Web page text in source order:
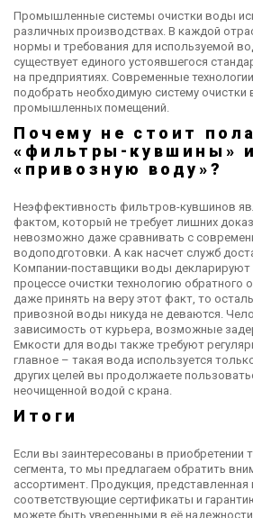
Промышленные системы очистки воды
различных производствах. В каждой
нормы и требования для используемой
существует единого устоявшегося
на предприятиях. Современные
подобрать необходимую систему очистки
промышленных помещений.
Почему не стоит
«фильтры-кувшины» и
«привозную воду»?
Неэффективность фильтров-кувшинов
фактом, который не требует лишних
невозможно даже сравнивать с
водоподготовки. А как насчет служб
Компании-поставщики воды декларируют
процессе очистки технологию обратного
даже принять на веру этот факт, то
привозной воды никуда не деваются.
зависимость от курьера, возможные
Емкости для воды также требуют
главное – такая вода используется
других целей вы продолжаете
неочищенной водой с крана.
Итоги
Если вы заинтересованы в приобретении
сегмента, то мы предлагаем обратить
ассортимент. Продукция,
соответствующие сертификаты и
можете быть уверенными в её